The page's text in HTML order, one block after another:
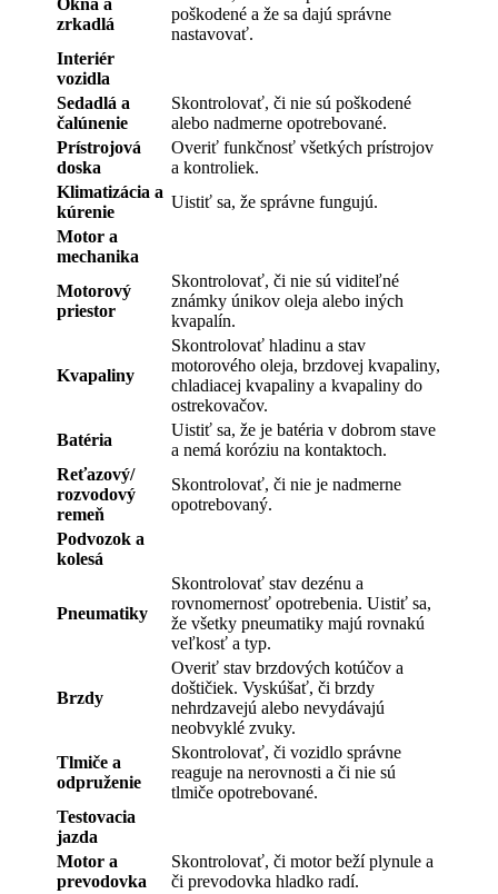
zrkadlá
poškodené a že sa dajú správne
nastavovať.
Interiér
vozidla
Sedadlá a
čalúnenie
Skontrolovať, či nie sú poškodené
alebo nadmerne opotrebované.
Prístrojová
doska
Overiť funkčnosť všetkých prístrojov
a kontroliek.
Klimatizácia a
kúrenie
Uistiť sa, že správne fungujú.
Motor a
mechanika
Motorový
priestor
Skontrolovať, či nie sú viditeľné
známky únikov oleja alebo iných
kvapalín.
Kvapaliny
Skontrolovať hladinu a stav
motorového oleja, brzdovej kvapaliny,
chladiacej kvapaliny a kvapaliny do
ostrekovačov.
Batéria
Uistiť sa, že je batéria v dobrom stave
a nemá koróziu na kontaktoch.
Reťazový/
rozvodový
remeň
Skontrolovať, či nie je nadmerne
opotrebovaný.
Podvozok a
kolesá
Pneumatiky
Skontrolovať stav dezénu a
rovnomernosť opotrebenia. Uistiť sa,
že všetky pneumatiky majú rovnakú
veľkosť a typ.
Brzdy
Overiť stav brzdových kotúčov a
doštičiek. Vyskúšať, či brzdy
nehrdzavejú alebo nevydávajú
neobvyklé zvuky.
Tlmiče a
odpruženie
Skontrolovať, či vozidlo správne
reaguje na nerovnosti a či nie sú
tlmiče opotrebované.
Testovacia
jazda
Motor a
prevodovka
Skontrolovať, či motor beží plynule a
či prevodovka hladko radí.